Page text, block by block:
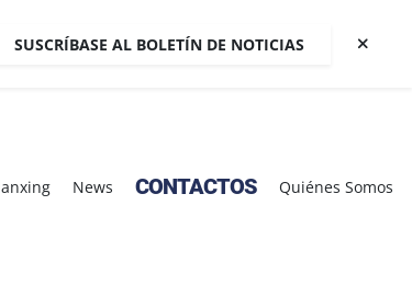
SUSCRÍBASE AL BOLETÍN DE NOTICIAS
Nanxing News CONTACTOS Quiénes Somos